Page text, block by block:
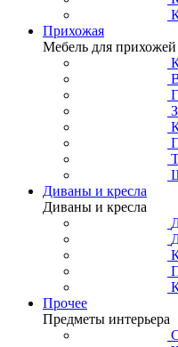
Прихожая
Мебель для прихожей
Диваны и кресла
Диваны и кресла
Прочее
Предметы интерьера